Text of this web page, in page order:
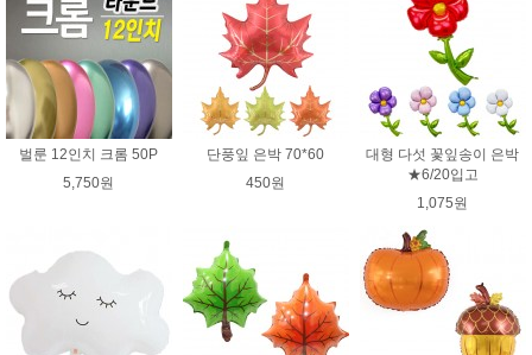
벌룬 12인치 크롬 50P
5,750원
단풍잎 은박 70*60
450원
대형 다섯 꽃잎송이 은박
★6/20입고
1,075원